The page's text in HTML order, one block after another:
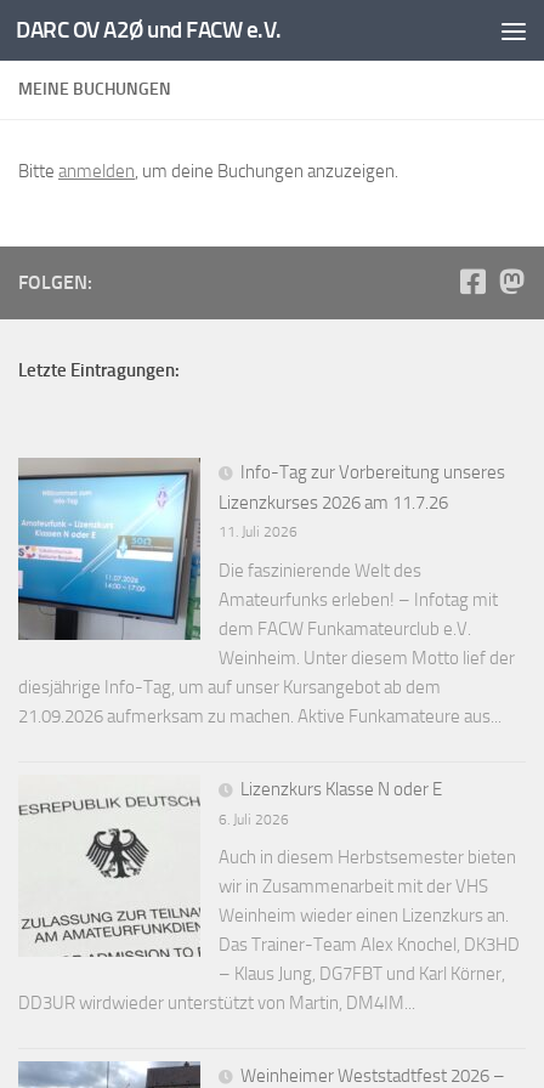
Unter dem Inhalt
DARC OV A2Ø und FACW e.V.
MEINE BUCHUNGEN
Bitte anmelden, um deine Buchungen anzuzeigen.
FOLGEN:
Letzte Eintragungen:
Info-Tag zur Vorbereitung unseres
Lizenzkurses 2026 am 11.7.26
11. Juli 2026
Die faszinierende Welt des
Amateurfunks erleben! – Infotag mit
dem FACW Funkamateurclub e.V.
Weinheim. Unter diesem Motto lief der
diesjährige Info-Tag, um auf unser Kursangebot ab dem
21.09.2026 aufmerksam zu machen. Aktive Funkamateure aus...
Lizenzkurs Klasse N oder E
6. Juli 2026
Auch in diesem Herbstsemester bieten
wir in Zusammenarbeit mit der VHS
Weinheim wieder einen Lizenzkurs an.
Das Trainer-Team Alex Knochel, DK3HD
– Klaus Jung, DG7FBT und Karl Körner,
DD3UR wirdwieder unterstützt von Martin, DM4IM...
Weinheimer Weststadtfest 2026 –